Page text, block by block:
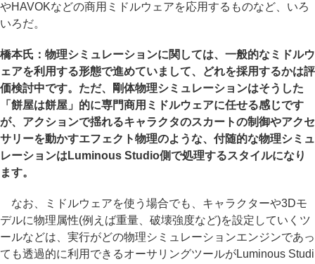
やHAVOKなどの商用ミドルウェアを応用するものなど、いろ
いろだ。
橋本氏：物理シミュレーションに関しては、一般的なミドルウ
ェアを利用する形態で進めていまして、どれを採用するかは評
価検討中です。ただ、剛体物理シミュレーションはそうした
「餅屋は餅屋」的に専門商用ミドルウェアに任せる感じです
が、アクションで揺れるキャラクタのスカートの制御やアクセ
サリーを動かすエフェクト物理のような、付随的な物理シミュ
レーションはLuminous Studio側で処理するスタイルになり
ます。
なお、ミドルウェアを使う場合でも、キャラクターや3Dモ
デルに物理属性(例えば重量、破壊強度など)を設定していくツ
ールなどは、実行がどの物理シミュレーションエンジンであっ
ても透過的に利用できるオーサリングツールがLuminous Studi